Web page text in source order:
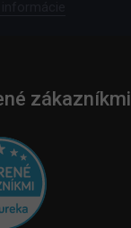
zákazníkmi